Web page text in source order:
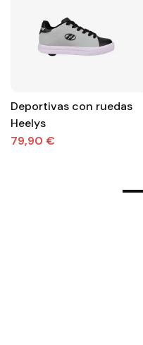
Deportivas con ruedas
Heelys
79,90 €